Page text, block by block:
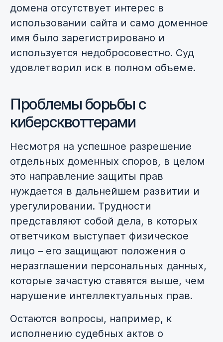
домена отсутствует интерес в
использовании сайта и само доменное
имя было зарегистрировано и
используется недобросовестно. Суд
удовлетворил иск в полном объеме.
Проблемы борьбы с
киберсквоттерами
Несмотря на успешное разрешение
отдельных доменных споров, в целом
это направление защиты прав
нуждается в дальнейшем развитии и
урегулировании. Трудности
представляют собой дела, в которых
ответчиком выступает физическое
лицо – его защищают положения о
неразглашении персональных данных,
которые зачастую ставятся выше, чем
нарушение интеллектуальных прав.
Остаются вопросы, например, к
исполнению судебных актов о